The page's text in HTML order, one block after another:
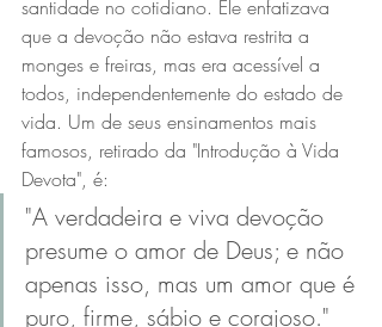
santidade no cotidiano. Ele enfatizava
que a devoção não estava restrita a
monges e freiras, mas era acessível a
todos, independentemente do estado de
vida. Um de seus ensinamentos mais
famosos, retirado da "Introdução à Vida
Devota", é:
"A verdadeira e viva devoção
presume o amor de Deus; e não
apenas isso, mas um amor que é
puro, firme, sábio e corajoso."